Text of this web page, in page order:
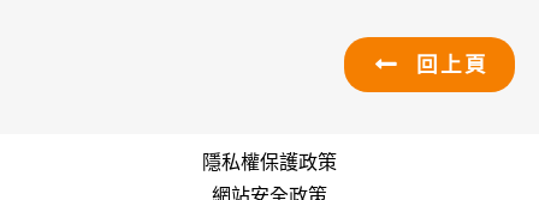
回上頁
隱私權保護政策
網站安全政策